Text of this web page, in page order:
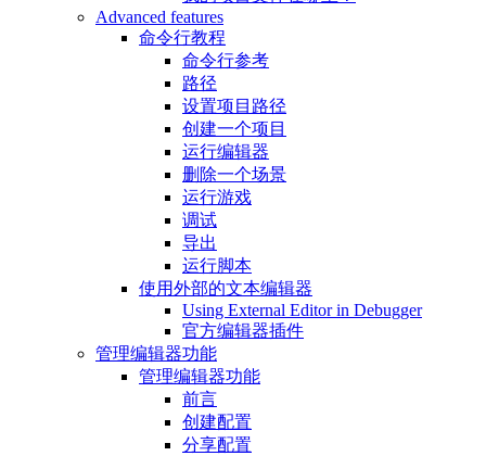
Advanced features
命令行教程
命令行参考
路径
设置项目路径
创建一个项目
运行编辑器
删除一个场景
运行游戏
调试
导出
运行脚本
使用外部的文本编辑器
Using External Editor in Debugger
官方编辑器插件
管理编辑器功能
管理编辑器功能
前言
创建配置
分享配置